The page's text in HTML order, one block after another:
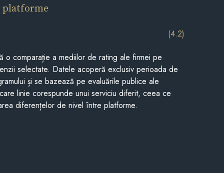
platforme
(4.2)
o comparație a mediilor de rating ale firmei pe
selectate. Datele acoperă exclusiv perioada de
și se bazează pe evaluările publice ale
linie corespunde unui serviciu diferit, ceea ce
diferențelor de nivel între platforme.